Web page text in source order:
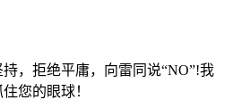
，拒绝平庸，向雷同说“NO”!我
您的眼球！